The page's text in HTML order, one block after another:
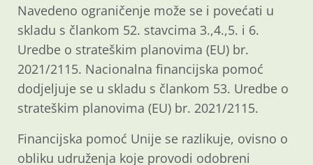
Navedeno ograničenje može se i povećati u
skladu s člankom 52. stavcima 3.,4.,5. i 6.
Uredbe o strateškim planovima (EU) br.
2021/2115. Nacionalna financijska pomoć
dodjeljuje se u skladu s člankom 53. Uredbe o
strateškim planovima (EU) br. 2021/2115.
Financijska pomoć Unije se razlikuje, ovisno o
obliku udruženja koje provodi odobreni